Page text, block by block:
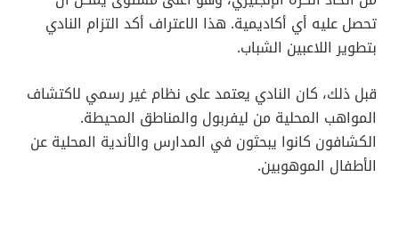
تحصل عليه أي أكاديمية. هذا الاعتراف أكد التزام النادي
بتطوير اللاعبين الشباب.
قبل ذلك، كان النادي يعتمد على نظام غير رسمي لاكتشاف
المواهب المحلية من ليفربول والمناطق المحيطة.
الكشافون كانوا يبحثون في المدارس والأندية المحلية عن
الأطفال الموهوبين.